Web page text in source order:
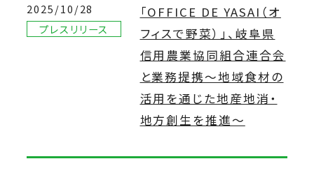
2025/10/28
プレスリリース
「OFFICE DE YASAI（オ
フィスで野菜）」、岐阜県
信用農業協同組合連合会
と業務提携〜地域食材の
活用を通じた地産地消・
地方創生を推進〜